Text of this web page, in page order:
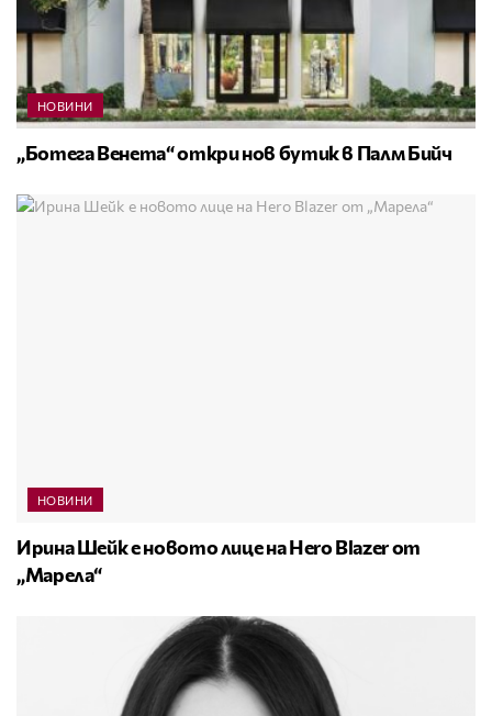
НОВИНИ
„Ботега Венета“ откри нов бутик в Палм Бийч
НОВИНИ
Ирина Шейк е новото лице на Hero Blazer от
„Марела“